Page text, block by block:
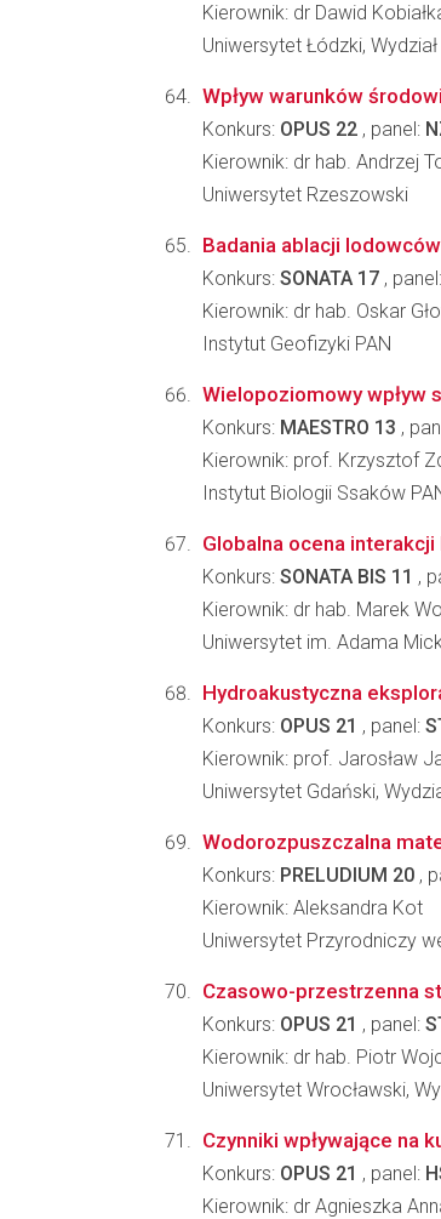
Kierownik: dr Dawid
Uniwersytet Łódzki,
Wpływ warunków
Konkurs: OPUS 22 , panel:
Kierownik: dr hab. Andrzej
Uniwersytet Rzeszowski
Badania ablacji
Konkurs: SONATA 17 , panel:
Kierownik: dr hab. Oskar
Instytut Geofizyki PAN
Wielopoziomowy wpływ
Konkurs: MAESTRO 13 ,
Kierownik: prof. Krzysztof
Instytut Biologii Ssaków
Globalna ocena
Konkurs: SONATA BIS 11 ,
Kierownik: dr hab. Marek
Uniwersytet im. Adama
Hydroakustyczna
Konkurs: OPUS 21 , panel:
Kierownik: prof. Jarosław
Uniwersytet Gdański,
Wodorozpuszczalna
Konkurs: PRELUDIUM 20 ,
Kierownik: Aleksandra Kot
Uniwersytet Przyrodniczy
Czasowo-przestrzenna
Konkurs: OPUS 21 , panel:
Kierownik: dr hab. Piotr
Uniwersytet Wrocławski,
Czynniki wpływające na
Konkurs: OPUS 21 , panel:
Kierownik: dr Agnieszka